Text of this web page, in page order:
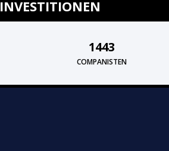
INVESTITIONEN
1443
COMPANISTEN